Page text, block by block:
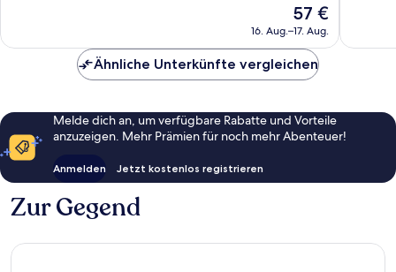
Bewertungen
Der
Preis
beträgt
57 €
57 €
16. Aug.–17. Aug.
Ähnliche Unterkünfte vergleichen
Melde dich an, um verfügbare Rabatte und Vorteile
anzuzeigen. Mehr Prämien für noch mehr Abenteuer!
Anmelden Jetzt kostenlos registrieren
Zur Gegend